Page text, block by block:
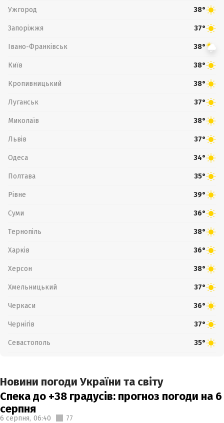
Ужгород 38°
Запоріжжя 37°
Івано-Франківськ 38°
Київ 38°
Кропивницький 38°
Луганськ 37°
Миколаїв 38°
Львів 37°
Одеса 34°
Полтава 35°
Рівне 39°
Суми 36°
Тернопіль 38°
Харків 36°
Херсон 38°
Хмельницький 37°
Черкаси 36°
Чернігів 37°
Севастополь 35°
Новини погоди України та світу
Спека до +38 градусів: прогноз погоди на 6
серпня
6 серпня, 06:40 77